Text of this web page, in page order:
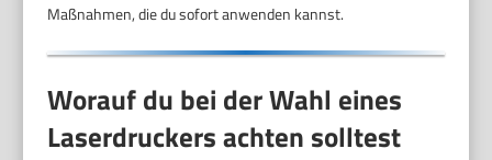
Maßnahmen, die du sofort anwenden kannst.
Worauf du bei der Wahl eines
Laserdruckers achten solltest